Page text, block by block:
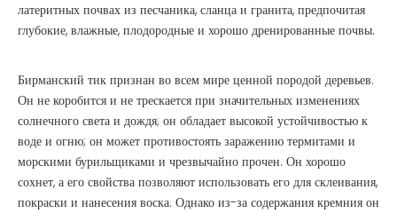
латеритных почвах из песчаника, сланца и гранита, предпочитая
глубокие, влажные, плодородные и хорошо дренированные почвы.
Бирманский тик признан во всем мире ценной породой деревьев.
Он не коробится и не трескается при значительных изменениях
солнечного света и дождя; он обладает высокой устойчивостью к
воде и огню; он может противостоять заражению термитами и
морскими бурильщиками и чрезвычайно прочен. Он хорошо
сохнет, а его свойства позволяют использовать его для склеивания,
покраски и нанесения воска. Однако из-за содержания кремния он